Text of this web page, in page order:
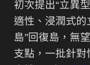
初次提出“立異
適性、浸潤式的
島”回復島，無
支點，一批針對